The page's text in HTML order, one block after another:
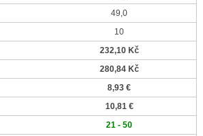
49,0
10
232,10 Kč
280,84 Kč
8,93 €
10,81 €
21 - 50